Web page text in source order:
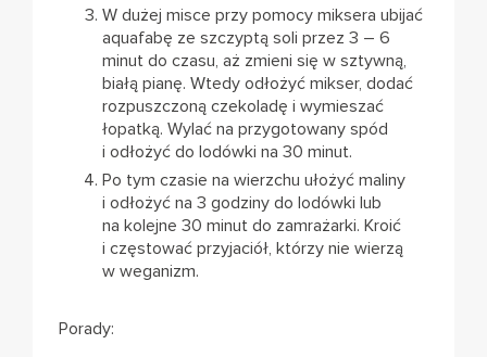
W dużej misce przy pomocy miksera ubijać
aquafabę ze szczyptą soli przez 3 – 6
minut do czasu, aż zmieni się w sztywną,
białą pianę. Wtedy odłożyć mikser, dodać
rozpuszczoną czekoladę i wymieszać
łopatką. Wylać na przygotowany spód
i odłożyć do lodówki na 30 minut.
Po tym czasie na wierzchu ułożyć maliny
i odłożyć na 3 godziny do lodówki lub
na kolejne 30 minut do zamrażarki. Kroić
i częstować przyjaciół, którzy nie wierzą
w weganizm.
Porady: